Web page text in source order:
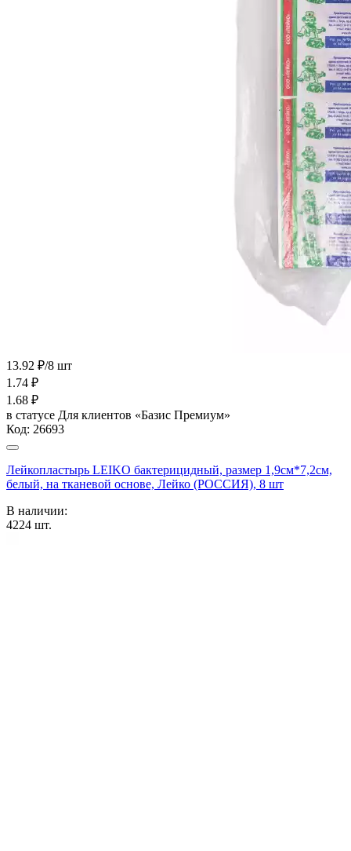
13.92 ₽/8 шт
1.74 ₽
1.68 ₽
в статусе Для клиентов «Базис Премиум»
Код: 26693
Лейкопластырь LEIKO бактерицидный, размер 1,9см*7,2см,
белый, на тканевой основе, Лейко (РОССИЯ), 8 шт
В наличии:
4224 шт.